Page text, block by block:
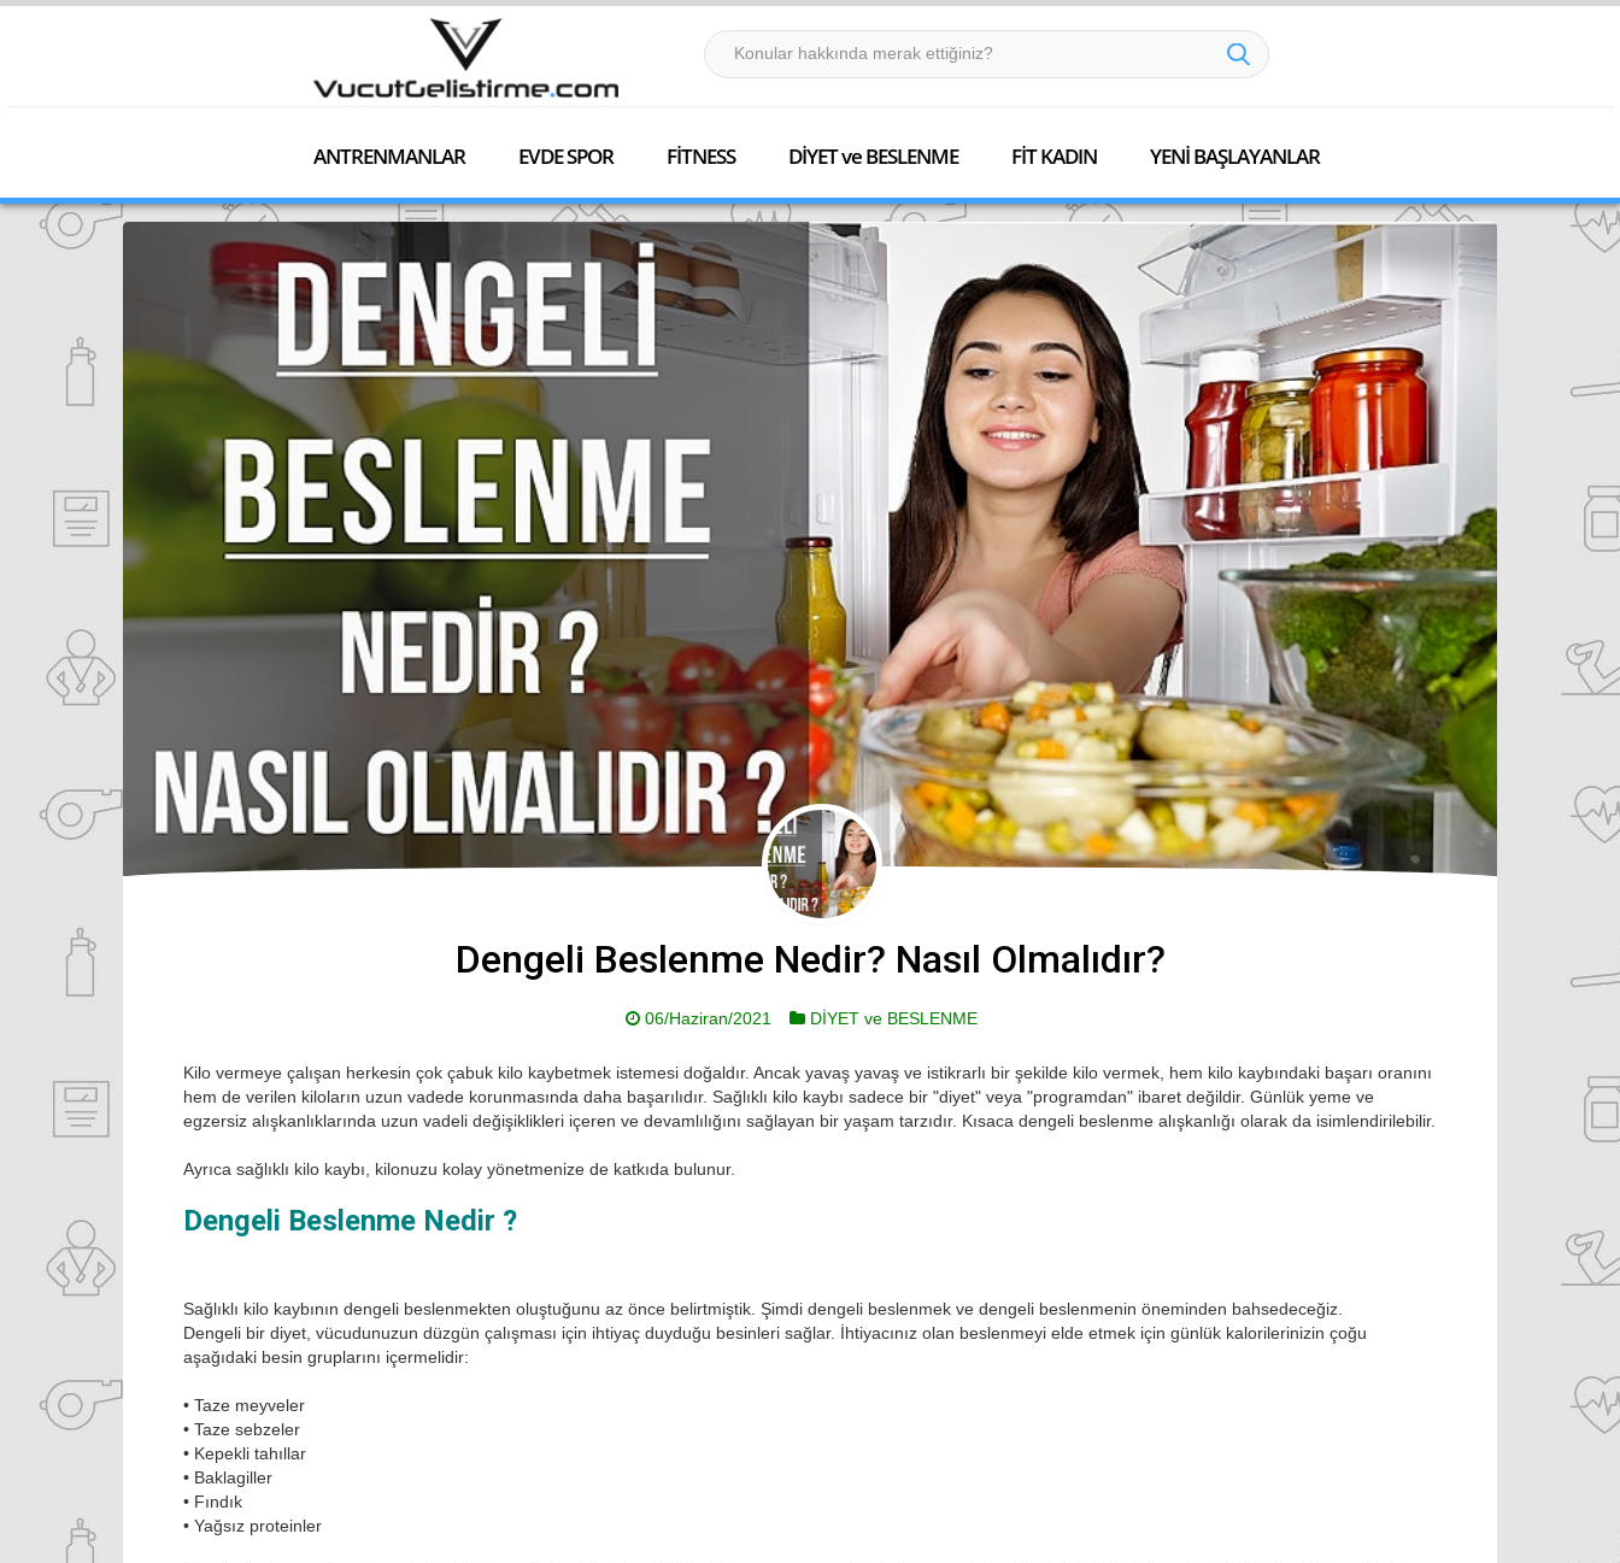
ANTRENMANLAR EVDE SPOR FİTNESS DİYET ve BESLENME FİT KADIN YENİ BAŞLAYANLAR
Dengeli Beslenme Nedir? Nasıl Olmalıdır?
06/Haziran/2021 DİYET ve BESLENME
Kilo vermeye çalışan herkesin çok çabuk kilo kaybetmek istemesi doğaldır. Ancak yavaş yavaş ve istikrarlı bir şekilde kilo vermek, hem kilo kaybındaki başarı oranını
hem de verilen kiloların uzun vadede korunmasında daha başarılıdır. Sağlıklı kilo kaybı sadece bir "diyet" veya "programdan" ibaret değildir. Günlük yeme ve
egzersiz alışkanlıklarında uzun vadeli değişiklikleri içeren ve devamlılığını sağlayan bir yaşam tarzıdır. Kısaca dengeli beslenme alışkanlığı olarak da isimlendirilebilir.
Ayrıca sağlıklı kilo kaybı, kilonuzu kolay yönetmenize de katkıda bulunur.
Dengeli Beslenme Nedir ?
Sağlıklı kilo kaybının dengeli beslenmekten oluştuğunu az önce belirtmiştik. Şimdi dengeli beslenmek ve dengeli beslenmenin öneminden bahsedeceğiz.
Dengeli bir diyet, vücudunuzun düzgün çalışması için ihtiyaç duyduğu besinleri sağlar. İhtiyacınız olan beslenmeyi elde etmek için günlük kalorilerinizin çoğu
aşağıdaki besin gruplarını içermelidir:
• Taze meyveler
• Taze sebzeler
• Kepekli tahıllar
• Baklagiller
• Fındık
• Yağsız proteinler